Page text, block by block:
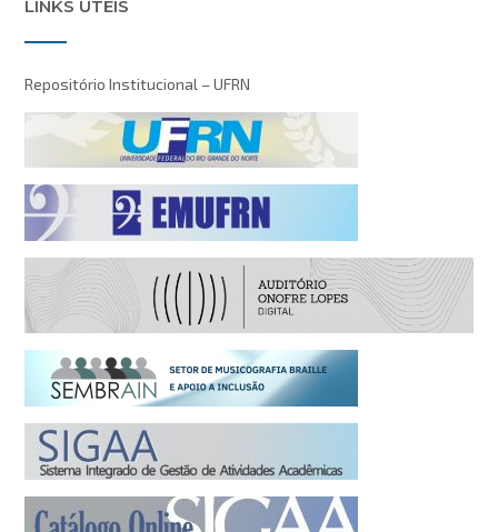
LINKS ÚTEIS
Repositório Institucional – UFRN